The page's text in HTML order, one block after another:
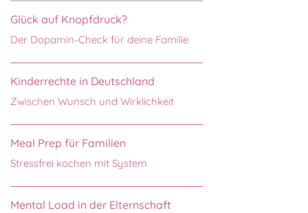
Glück auf Knopfdruck?
Der Dopamin-Check für deine Familie
Kinderrechte in Deutschland
Zwischen Wunsch und Wirklichkeit
Meal Prep für Familien
Stressfrei kochen mit System
Mental Load in der Elternschaft